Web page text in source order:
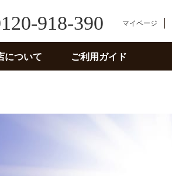
918-390 マイページ
について ご利用ガイド